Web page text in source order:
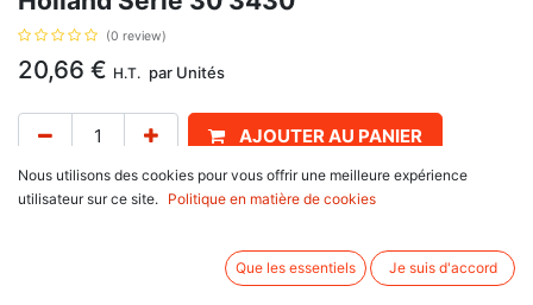
(0 review)
20,66 € H.T. par Unités
AJOUTER AU PANIER
Délai de livraison : 1 semaine
10 Series : 2310, 2810, 3110, 3310, 3910, 4110, 4410, 4610, 5110,
5610, 6410, 6610, 6710, 6810, 7010, 7410, 7610, 7710, 7810, 7910,
Nous utilisons des cookies pour vous offrir une meilleure expérience
utilisateur sur ce site.
Politique en matière de cookies
Que les essentiels Je suis d'accord